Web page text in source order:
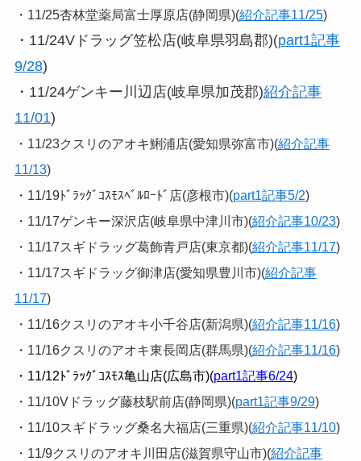
・11/25杏林堂薬局富士厚原店(静岡県)(紹介記事11/25)
・11/24Vドラッグ笠松店(岐阜県羽島郡)(part1記事
9/28)
・11/24ゲンキー川辺店(岐阜県加茂郡)紹介記事
11/01)
・11/23クスリのアオキ鯏浦店(愛知県弥富市)(紹介記事
11/13)
・11/19ﾄﾞﾗｯｸﾞｺｽﾓｽﾍﾞﾙﾛｰﾄﾞ店(彦根市)(part1記事5/2)
・11/17ゲンキー深沢店(岐阜県中津川市)(紹介記事10/23)
・11/17スギドラッグ葛飾青戸店(東京都)(紹介記事11/17)
・11/17スギドラッグ御津店(愛知県豊川市)(紹介記事
11/17)
・11/16クスリのアオキ小千谷店(新潟県)(紹介記事11/16)
・11/16クスリのアオキ東長岡店(群馬県)(紹介記事11/16)
・11/12ﾄﾞﾗｯｸﾞｺｽﾓｽ亀山店(広島市)(part1記事6/24)
・11/10Vドラッグ藤枝駅前店(静岡県)(part1記事9/29)
・11/10スギドラッグ桑名大福店(三重県)(紹介記事11/10)
・11/9クスリのアオキ川田店(滋賀県守山市)(紹介記事